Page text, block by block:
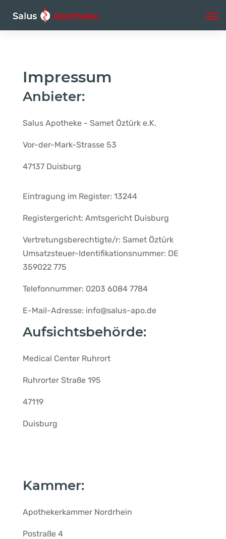
Impressum
Anbieter:
Salus Apotheke - Samet Öztürk e.K.
Vor-der-Mark-Strasse 53
47137 Duisburg
Eintragung im Register: 13244
Registergericht: Amtsgericht Duisburg
Vertretungsberechtigte/r: Samet Öztürk
Umsatzsteuer-Identifikationsnummer: DE
359022 775
Telefonnummer: 0203 6084 7784
E-Mail-Adresse: info@salus-apo.de
Aufsichtsbehörde:
Medical Center Ruhrort
Ruhrorter Straße 195
47119
Duisburg
Kammer:
Apothekerkammer Nordrhein
Postraße 4